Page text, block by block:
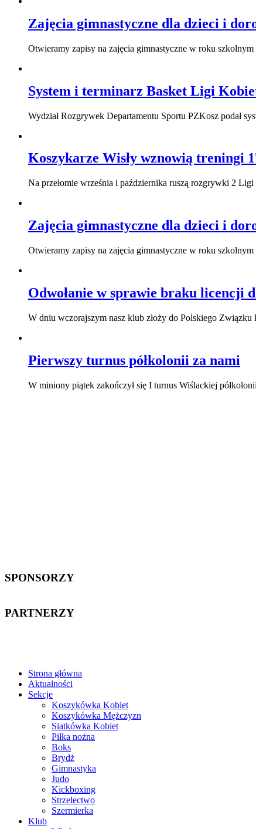
Zajęcia gimnastyczne dla dzieci i
Otwieramy zapisy na zajęcia gimnastyczne w roku
System i terminarz Basket Ligi
Wydział Rozgrywek Departamentu Sportu PZKosz podał
Koszykarze Wisły wznowią treningi
Na przełomie września i października ruszą rozgrywki 2
Zajęcia gimnastyczne dla dzieci i
Otwieramy zapisy na zajęcia gimnastyczne w roku
Odwołanie w sprawie braku licencji
W dniu wczorajszym nasz klub złoży do Polskiego Związku
Pierwszy turnus półkolonii za nami
W miniony piątek zakończył się I turnus Wiślackiej
SPONSORZY
PARTNERZY
Strona główna
Aktualności
Sekcje
Koszykówka Kobiet
Koszykówka Mężczyzn
Siatkówka Kobiet
Piłka nożna
Boks
Brydż
Gimnastyka
Judo
Kickboxing
Strzelectwo
Szermierka
Klub